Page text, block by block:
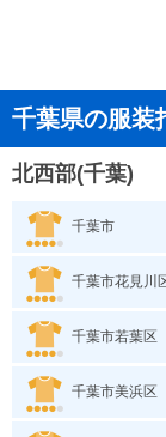
千葉県の服装
北西部(千葉)
千葉市
千葉市花見川
千葉市若葉区
千葉市美浜区